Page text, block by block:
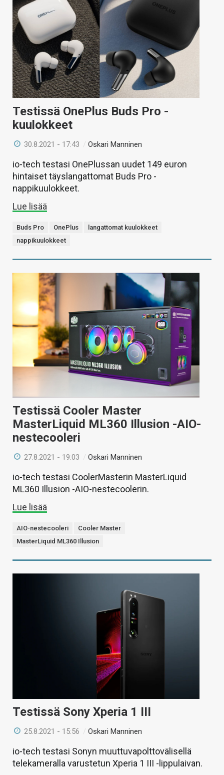
Testissä OnePlus Buds Pro -
kuulokkeet
30.8.2021 - 17:43 /Oskari Manninen
io-tech testasi OnePlussan uudet 149 euron
hintaiset täyslangattomat Buds Pro -
nappikuulokkeet.
Lue lisää
Buds Pro OnePlus
langattomat kuulokkeet
nappikuulokkeet
Testissä Cooler Master
MasterLiquid ML360 Illusion -AIO-
nestecooleri
27.8.2021 - 19:03 /Oskari Manninen
io-tech testasi CoolerMasterin MasterLiquid
ML360 Illusion -AIO-nestecoolerin.
Lue lisää
AIO-nestecooleri
Cooler Master
MasterLiquid ML360 Illusion
Testissä Sony Xperia 1 III
25.8.2021 - 15:56 /Oskari Manninen
io-tech testasi Sonyn muuttuvapolttovälisellä
telekameralla varustetun Xperia 1 III -lippulaivan.